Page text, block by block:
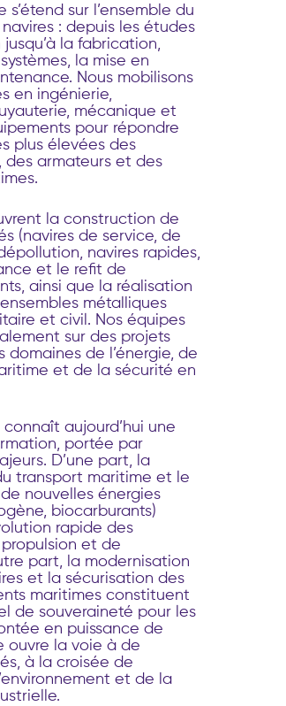
sur l’ensemble du
: depuis les études
la fabrication,
la mise en
Nous mobilisons
en ingénierie,
mécanique et
pour répondre
plus élevées des
des armateurs et des
la construction de
(navires de service, de
navires rapides,
et le refit de
ainsi que la réalisation
métalliques
et civil. Nos équipes
sur des projets
domaines de l’énergie, de
et de la sécurité en
aujourd’hui une
portée par
D’une part, la
transport maritime et le
nouvelles énergies
biocarburants)
rapide des
et de
part, la modernisation
et la sécurisation des
maritimes constituent
de souveraineté pour les
en puissance de
ouvre la voie à de
à la croisée de
et de la